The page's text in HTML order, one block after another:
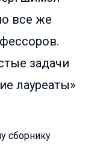
все же
задачи
лауреаты»
сборнику